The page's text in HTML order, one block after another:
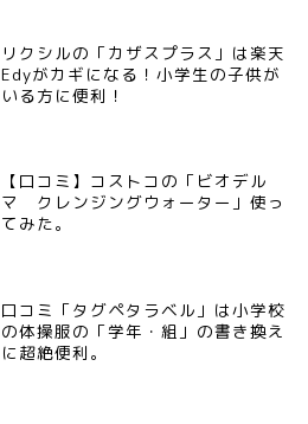
リクシルの「カザスプラス」は楽天
Edyがカギになる！小学生の子供が
いる方に便利！
【口コミ】コストコの「ビオデル
マ クレンジングウォーター」使っ
てみた。
口コミ「タグペタラベル」は小学校
の体操服の「学年・組」の書き換え
に超絶便利。